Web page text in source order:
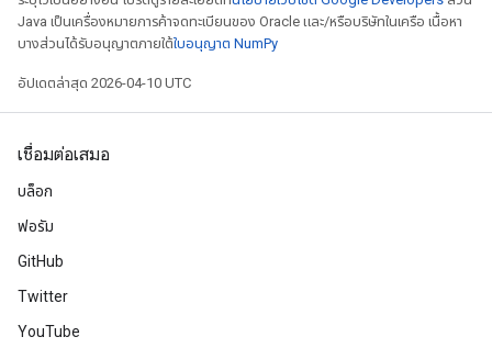
Java เป็นเครื่องหมายการค้าจดทะเบียนของ Oracle และ/หรือบริษัทในเครือ เนื้อหา
บางส่วนได้รับอนุญาตภายใต้ใบอนุญาต NumPy
อัปเดตล่าสุด 2026-04-10 UTC
เชื่อมต่อเสมอ
บล็อก
ฟอรัม
GitHub
Twitter
YouTube